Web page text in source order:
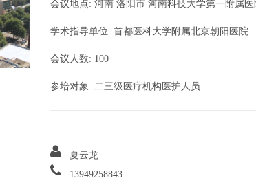
会议地点: 河南 洛阳市 河南科技大学第一附属医
学术指导单位: 首都医科大学附属北京朝阳医院
会议人数: 100
参培对象: 二三级医疗机构医护人员
夏云龙
13949258843